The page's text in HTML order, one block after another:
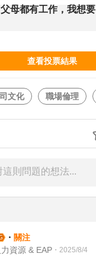
母都有工作，我想要
查看投票結果
文化 職場倫理
・ 關注
資源 & EAP ・ 2025/8/4